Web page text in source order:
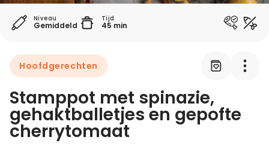
Leer koken als een chef
Kooktips & blogs
Niveau
Gemiddeld
Tijd
45 min
Hoofdgerechten
Stamppot met spinazie,
gehaktballetjes en gepofte
cherrytomaat